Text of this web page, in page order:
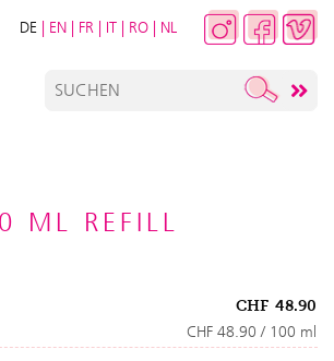
DE | EN | FR | IT | RO | NL
ML REFILL
CHF 48.90
CHF 48.90 / 100 ml